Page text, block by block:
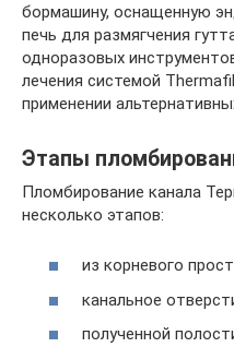
бормашину, оснащенную
печь для размягчения
одноразовых
лечения системой
применении
Этапы
Пломбирование канала
несколько этапов:
из корневого
канальное
полученной